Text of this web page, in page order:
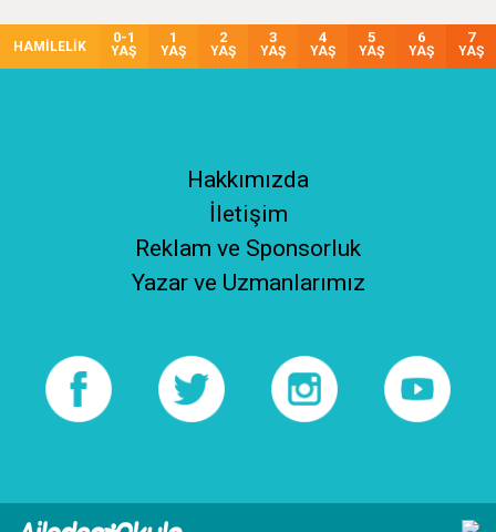
HAMİLELİK
0-1
YAŞ
1
YAŞ
2
YAŞ
3
YAŞ
4
YAŞ
5
YAŞ
6
YAŞ
7
YAŞ
Hakkımızda
İletişim
Reklam ve Sponsorluk
Yazar ve Uzmanlarımız